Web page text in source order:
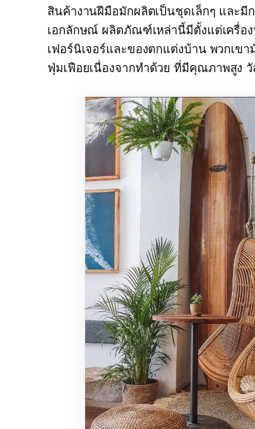
สินค้างานฝีมือมักผลิตเป็นชุดเล็กๆ และมี
เอกลักษณ์ ผลิตภัณฑ์เหล่านี้มีตั้งแต่เครื่อง
เฟอร์นิเจอร์และของตกแต่งบ้าน พวกเข
ฟุ่มเฟือยเนื่องจากทำด้วยที่มีคุณภาพสูง